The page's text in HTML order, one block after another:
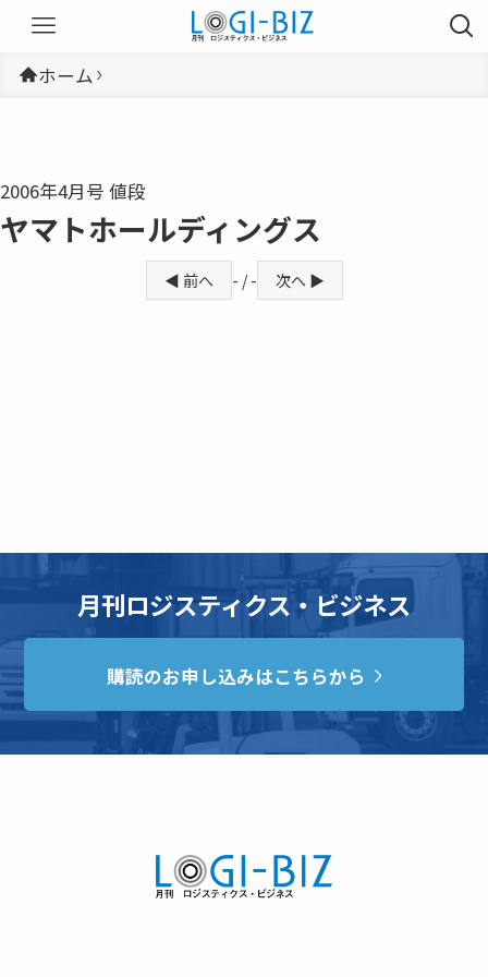
ホーム
2006年4月号 値段
ヤマトホールディングス
◀ 前へ - / - 次へ ▶
月刊ロジスティクス・ビジネス
購読のお申し込みはこちらから